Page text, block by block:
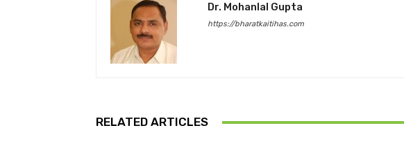
Dr. Mohanlal Gupta
https://bharatkaitihas.com
RELATED ARTICLES